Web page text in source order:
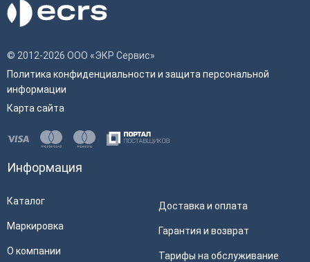
© 2012-2026 ООО «ЭКР Сервис»
Политика конфиденциальности и защита персональной
информации
Карта сайта
Информация
Каталог
Маркировка
О компании
Доставка и оплата
Гарантия и возврат
Тарифы на обслуживание